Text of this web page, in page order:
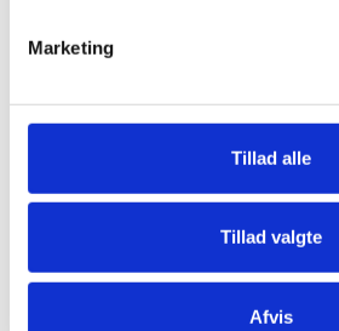
Marketing
Tillad alle
Tillad valgte
Afvis
både i weekenden og på
særlige tidsfrister og ekstra
Tilbyder de gaveindpakning,
De fleste blomsterbutikker i
del af prisen eller mod et gebyr.
mulighederne for
blomsterbutik til blomsterbutik.
at du tjekker prisen hos den